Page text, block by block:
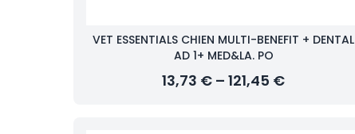
VET ESSENTIALS CHIEN MULTI-BENEFIT + DENTAL
AD 1+ MED&LA. PO
13,73 € – 121,45 €